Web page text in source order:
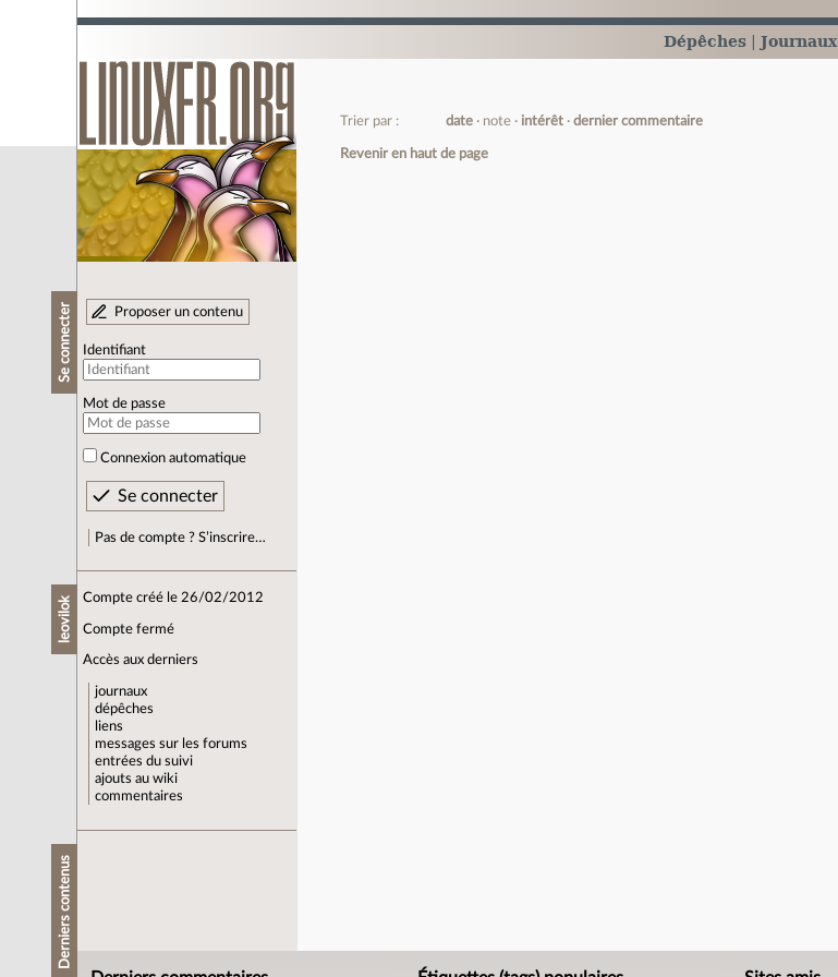
Dépêches Journaux
Se connecter Proposer un contenu
Identifiant
Mot de passe
Connexion automatique
Pas de compte ? S’inscrire…
leovilok Compte créé le 26/02/2012
Compte fermé
Accès aux derniers
journaux
dépêches
liens
messages sur les forums
entrées du suivi
ajouts au wiki
commentaires
Derniers contenus
Trier par : date note intérêt dernier commentaire
Revenir en haut de page